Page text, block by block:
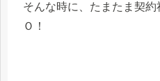
そんな時に、たまたま契
Ｏ！